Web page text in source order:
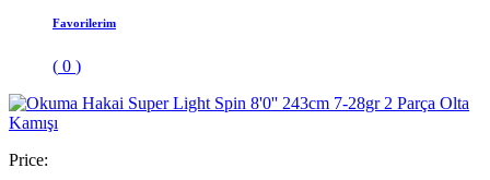
Favorilerim
( 0 )
Price: